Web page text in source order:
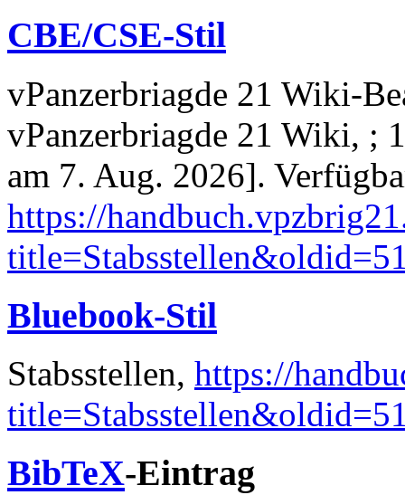
CBE/CSE-Stil
vPanzerbriagde 21 Wiki-
vPanzerbriagde 21 Wiki, ;
am 7. Aug. 2026].
https://
Bluebook-Stil
Stabsstellen, https://
BibTeX-Eintrag